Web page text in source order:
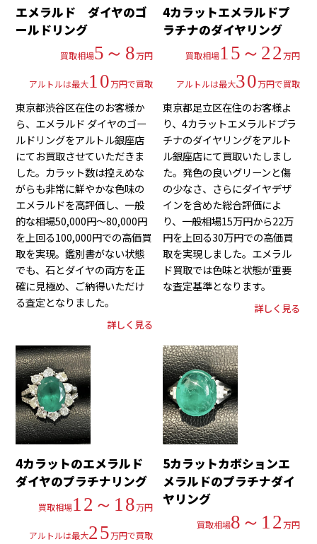
エメラルド ダイヤのゴ
ールドリング
買取相場5～8万円
アルトルは最大10万円で買取
東京都渋谷区在住のお客様か
ら、エメラルド ダイヤのゴー
ルドリングをアルトル銀座店
にてお買取させていただきま
した。カラット数は控えめな
がらも非常に鮮やかな色味の
エメラルドを高評価し、一般
的な相場50,000円～80,000円
を上回る100,000円での高価買
取を実現。鑑別書がない状態
でも、石とダイヤの両方を正
確に見極め、ご納得いただけ
る査定となりました。
詳しく見る
4カラットエメラルドプ
ラチナのダイヤリング
買取相場15～22万円
アルトルは最大30万円で買取
東京都足立区在住のお客様よ
り、4カラットエメラルドプラ
チナのダイヤリングをアルト
ル銀座店にて買取いたしまし
た。発色の良いグリーンと傷
の少なさ、さらにダイヤデザ
インを含めた総合評価によ
り、一般相場15万円から22万
円を上回る30万円での高価買
取を実現しました。エメラル
ド買取では色味と状態が重要
な査定基準となります。
詳しく見る
4カラットのエメラルド
ダイヤのプラチナリング
買取相場12～18万円
アルトルは最大25万円で買取
5カラットカボションエ
メラルドのプラチナダイ
ヤリング
買取相場8～12万円